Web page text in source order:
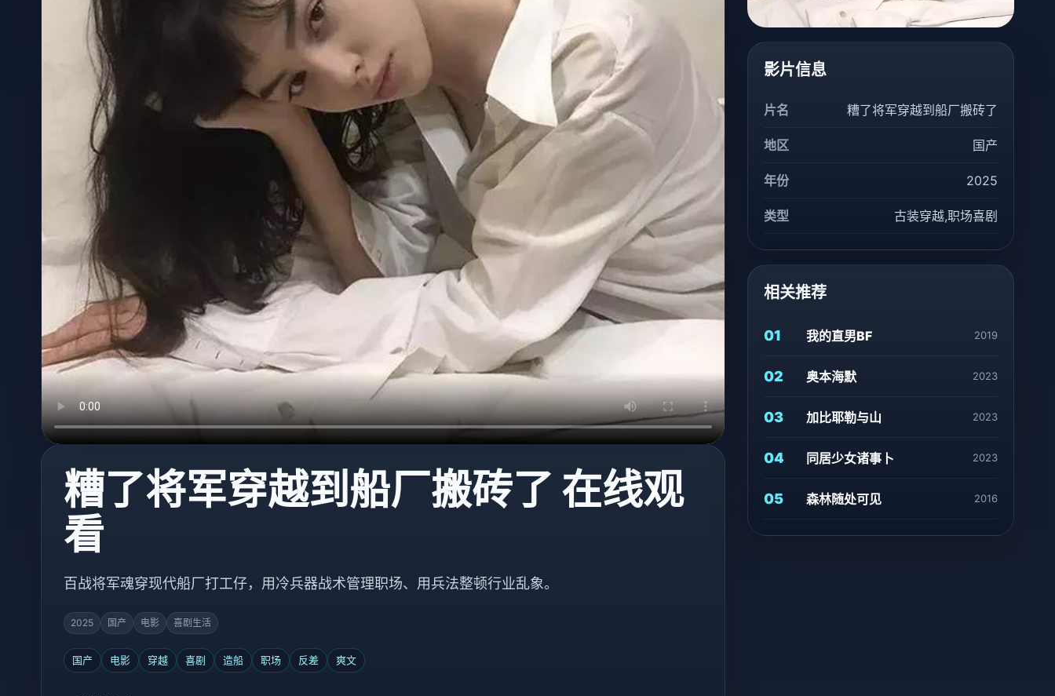
糟了将军穿越到船厂搬砖了 在线观
看
百战将军魂穿现代船厂打工仔，用冷兵器战术管理职场、用兵法整顿行业乱象。
2025 国产 电影 喜剧生活
国产 电影 穿越 喜剧 造船 职场 反差 爽文
影片信息
片名 糟了将军穿越到船厂搬砖了
地区 国产
年份 2025
类型 古装穿越,职场喜剧
相关推荐
01 我的直男BF 2019
02 奥本海默 2023
03 加比耶勒与山 2023
04 同居少女诸事卜 2023
05 森林随处可见 2016